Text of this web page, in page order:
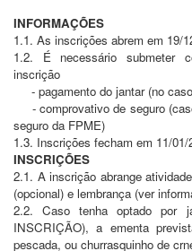
INFORMAÇÕES
1.1. As inscrições abrem em 19/
1.2. É necessário submeter
inscrição
- pagamento do jantar (no
- comprovativo de seguro
seguro da FPME)
1.3. Inscrições fecham em 11/01/
INSCRIÇÕES
2.1. A inscrição abrange
(opcional) e lembrança (ver
2.2. Caso tenha optado por
INSCRIÇÃO), a ementa
pescada, ou churrasquinho de